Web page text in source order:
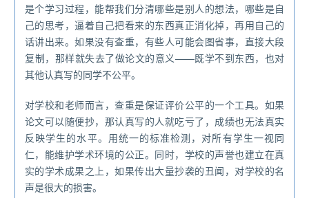
是个学习过程，能帮我们分清哪些是别人的想法，哪些是自
己的思考，逼着自己把看来的东西真正消化掉，再用自己的
话讲出来。如果没有查重，有些人可能会图省事，直接大段
复制，那样就失去了做论文的意义——既学不到东西，也对
其他认真写的同学不公平。
对学校和老师而言，查重是保证评价公平的一个工具。如果
论文可以随便抄，那认真写的人就吃亏了，成绩也无法真实
反映学生的水平。用统一的标准检测，对所有学生一视同
仁，能维护学术环境的公正。同时，学校的声誉也建立在真
实的学术成果之上，如果传出大量抄袭的丑闻，对学校的名
声是很大的损害。